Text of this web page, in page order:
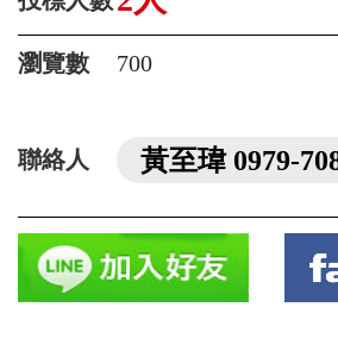
瀏覽數 700
聯絡人 黃至瑋 0979-